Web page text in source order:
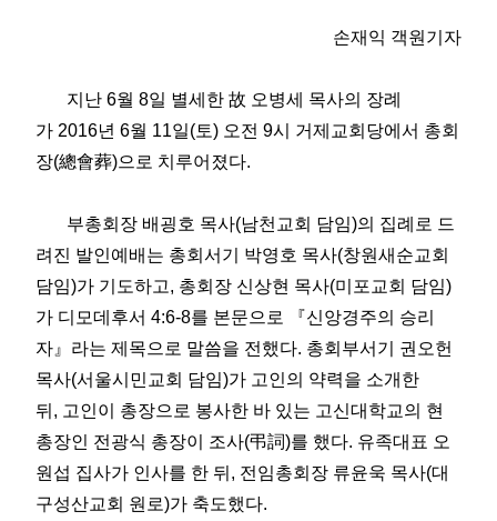
손재익 객원기자
지난 6월 8일 별세한 故 오병세 목사의 장례
가 2016년 6월 11일(토) 오전 9시 거제교회당에서 총회
장(總會葬)으로 치루어졌다.
부총회장 배굉호 목사(남천교회 담임)의 집례로 드
려진 발인예배는 총회서기 박영호 목사(창원새순교회
담임)가 기도하고, 총회장 신상현 목사(미포교회 담임)
가 디모데후서 4:6-8를 본문으로 『신앙경주의 승리
자 』 라는 제목으로 말씀을 전했다. 총회부서기 권오헌
목사(서울시민교회 담임)가 고인의 약력을 소개한
뒤 , 고인이 총장으로 봉사한 바 있는 고신대학교의 현
총장인 전광식 총장이 조사(弔詞)를 했다. 유족대표 오
원섭 집사가 인사를 한 뒤 , 전임총회장 류윤욱 목사(대
구성산교회 원로)가 축도했다.